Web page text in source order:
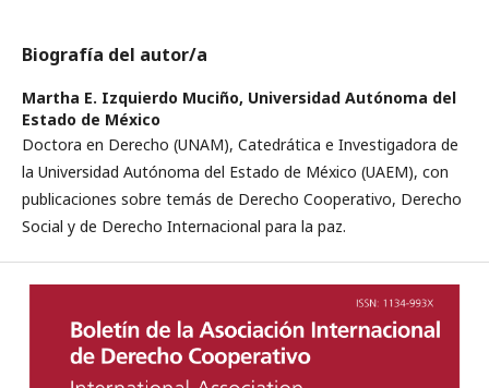
Biografía del autor/a
Martha E. Izquierdo Muciño, Universidad Autónoma del
Estado de México
Doctora en Derecho (UNAM), Catedrática e Investigadora de
la Universidad Autónoma del Estado de México (UAEM), con
publicaciones sobre temás de Derecho Cooperativo, Derecho
Social y de Derecho Internacional para la paz.